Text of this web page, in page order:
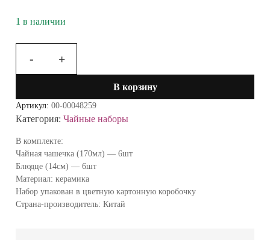
1 в наличии
-
Количество
чайный
12пр
207942
A5L-
2
+
В корзину
Артикул:00-00048259
Категория:Чайные наборы
В комплекте:
Чайная чашечка (170мл) — 6шт
Блюдце (14см) — 6шт
Материал: керамика
Набор упакован в цветную картонную коробочку
Страна-производитель: Китай